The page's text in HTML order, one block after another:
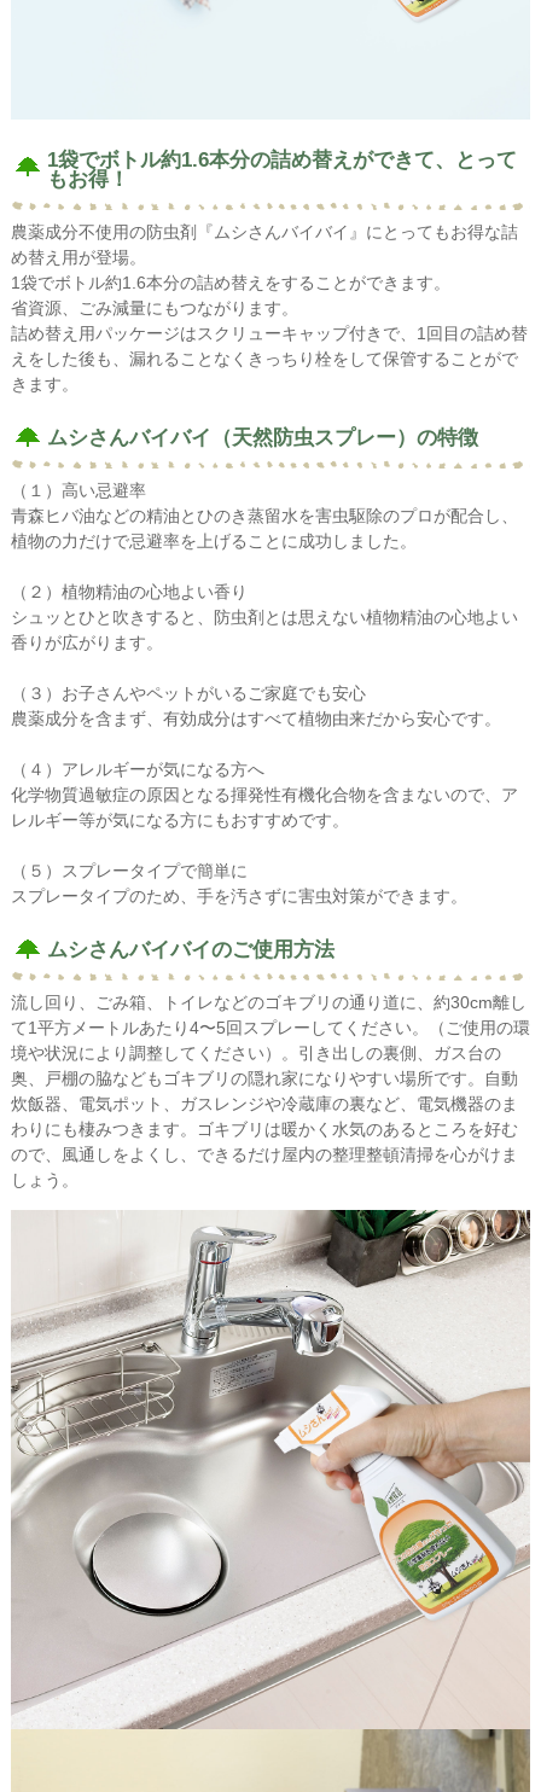
1袋でボトル約1.6本分の詰め替えができて、とって
もお得！
農薬成分不使用の防虫剤『ムシさんバイバイ』にとってもお得な詰
め替え用が登場。
1袋でボトル約1.6本分の詰め替えをすることができます。
省資源、ごみ減量にもつながります。
詰め替え用パッケージはスクリューキャップ付きで、1回目の詰め替
えをした後も、漏れることなくきっちり栓をして保管することがで
きます。
ムシさんバイバイ（天然防虫スプレー）の特徴
（１）高い忌避率
青森ヒバ油などの精油とひのき蒸留水を害虫駆除のプロが配合し、
植物の力だけで忌避率を上げることに成功しました。
（２）植物精油の心地よい香り
シュッとひと吹きすると、防虫剤とは思えない植物精油の心地よい
香りが広がります。
（３）お子さんやペットがいるご家庭でも安心
農薬成分を含まず、有効成分はすべて植物由来だから安心です。
（４）アレルギーが気になる方へ
化学物質過敏症の原因となる揮発性有機化合物を含まないので、ア
レルギー等が気になる方にもおすすめです。
（５）スプレータイプで簡単に
スプレータイプのため、手を汚さずに害虫対策ができます。
ムシさんバイバイのご使用方法
流し回り、ごみ箱、トイレなどのゴキブリの通り道に、約30cm離し
て1平方メートルあたり4〜5回スプレーしてください。（ご使用の環
境や状況により調整してください）。引き出しの裏側、ガス台の
奥、戸棚の脇などもゴキブリの隠れ家になりやすい場所です。自動
炊飯器、電気ポット、ガスレンジや冷蔵庫の裏など、電気機器のま
わりにも棲みつきます。ゴキブリは暖かく水気のあるところを好む
ので、風通しをよくし、できるだけ屋内の整理整頓清掃を心がけま
しょう。